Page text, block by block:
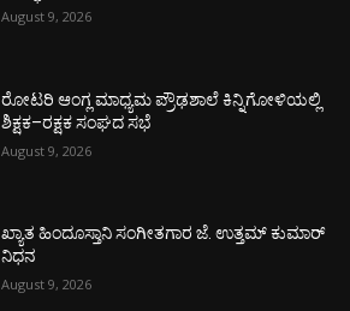
August 9, 2026
ರೋಟರಿ ಆಂಗ್ಲ ಮಾಧ್ಯಮ ಪ್ರೌಢಶಾಲೆ ಕಿನ್ನಿಗೋಳಿಯಲ್ಲಿ
ಶಿಕ್ಷಕ–ರಕ್ಷಕ ಸಂಘದ ಸಭೆ
August 9, 2026
ಖ್ಯಾತ ಹಿಂದೂಸ್ತಾನಿ ಸಂಗೀತಗಾರ ಜೆ. ಉತ್ತಮ್ ಕುಮಾರ್
ನಿಧನ
August 9, 2026